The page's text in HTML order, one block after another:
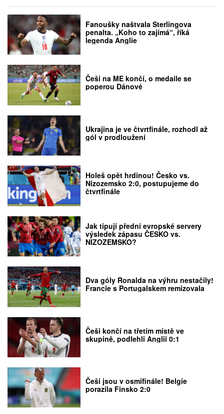
Fanoušky naštvala Sterlingova
penalta. „Koho to zajímá“, říká
legenda Anglie
Češi na ME končí, o medaile se
poperou Dánové
Ukrajina je ve čtvrtfinále, rozhodl až
gól v prodloužení
Holeš opět hrdinou! Česko vs.
Nizozemsko 2:0, postupujeme do
čtvrtfinále
Jak tipují přední evropské servery
výsledek zápasu ČESKO vs.
NIZOZEMSKO?
Dva góly Ronalda na výhru nestačily!
Francie s Portugalskem remizovala
Češi končí na třetím místě ve
skupině, podlehli Anglii 0:1
Češi jsou v osmifinále! Belgie
porazila Finsko 2:0